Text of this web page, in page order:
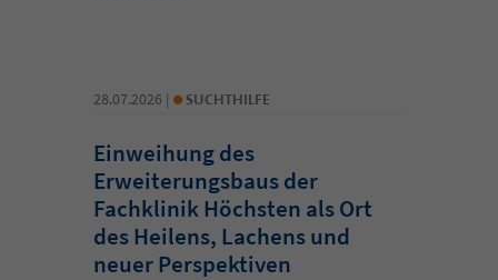
28.07.2026 | • SUCHTHILFE
Einweihung des
Erweiterungsbaus der
Fachklinik Höchsten als Ort
des Heilens, Lachens und
neuer Perspektiven